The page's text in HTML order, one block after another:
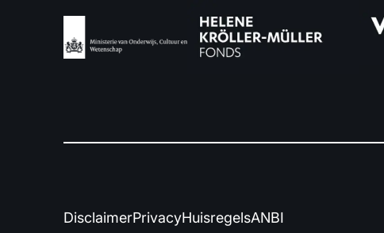
DisclaimerPrivacyHuisregelsANBI